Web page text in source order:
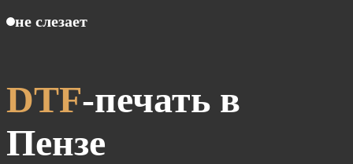
не слезает
DTF-печать в
Пензе